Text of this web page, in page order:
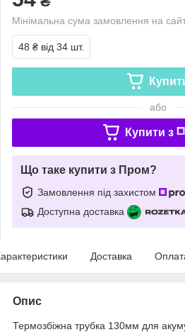
Мінімальна сума замовлення на
48 ₴ від 34 шт.
або
Купити з
Що таке купити з Пром?
Замовлення під захистом
Доступна доставка
Доставка
Опис
Термозбіжна трубка 130мм для